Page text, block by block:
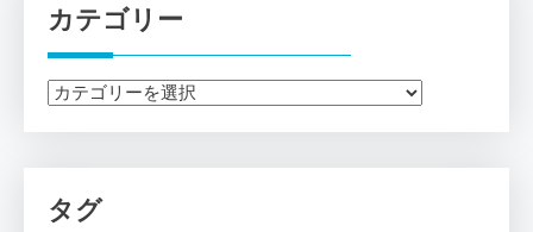
カテゴリー
カ
ー
タグ